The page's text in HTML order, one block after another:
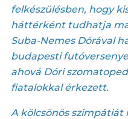
felkészülésben, hogy
háttérként tudhatja
Suba-Nemes Dórával
budapesti
ahová Dóri
fiatalokkal érkezett.
A kölcsönös